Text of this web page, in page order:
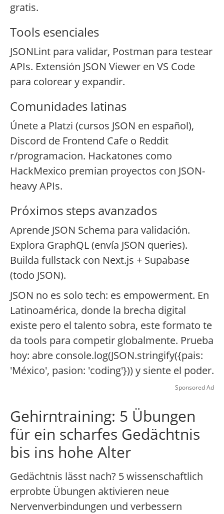
gratis.
Tools esenciales
JSONLint para validar, Postman para testear
APIs. Extensión JSON Viewer en VS Code
para colorear y expandir.
Comunidades latinas
Únete a Platzi (cursos JSON en español),
Discord de Frontend Cafe o Reddit
r/programacion. Hackatones como
HackMexico premian proyectos con JSON-
heavy APIs.
Próximos steps avanzados
Aprende JSON Schema para validación.
Explora GraphQL (envía JSON queries).
Builda fullstack con Next.js + Supabase
(todo JSON).
JSON no es solo tech: es empowerment. En
Latinoamérica, donde la brecha digital
existe pero el talento sobra, este formato te
da tools para competir globalmente. Prueba
hoy: abre console.log(JSON.stringify({pais:
'México', pasion: 'coding'})) y siente el poder.
Sponsored Ad
Gehirntraining: 5 Übungen
für ein scharfes Gedächtnis
bis ins hohe Alter
Gedächtnis lässt nach? 5 wissenschaftlich
erprobte Übungen aktivieren neue
Nervenverbindungen und verbessern